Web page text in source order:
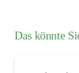
Das könnte